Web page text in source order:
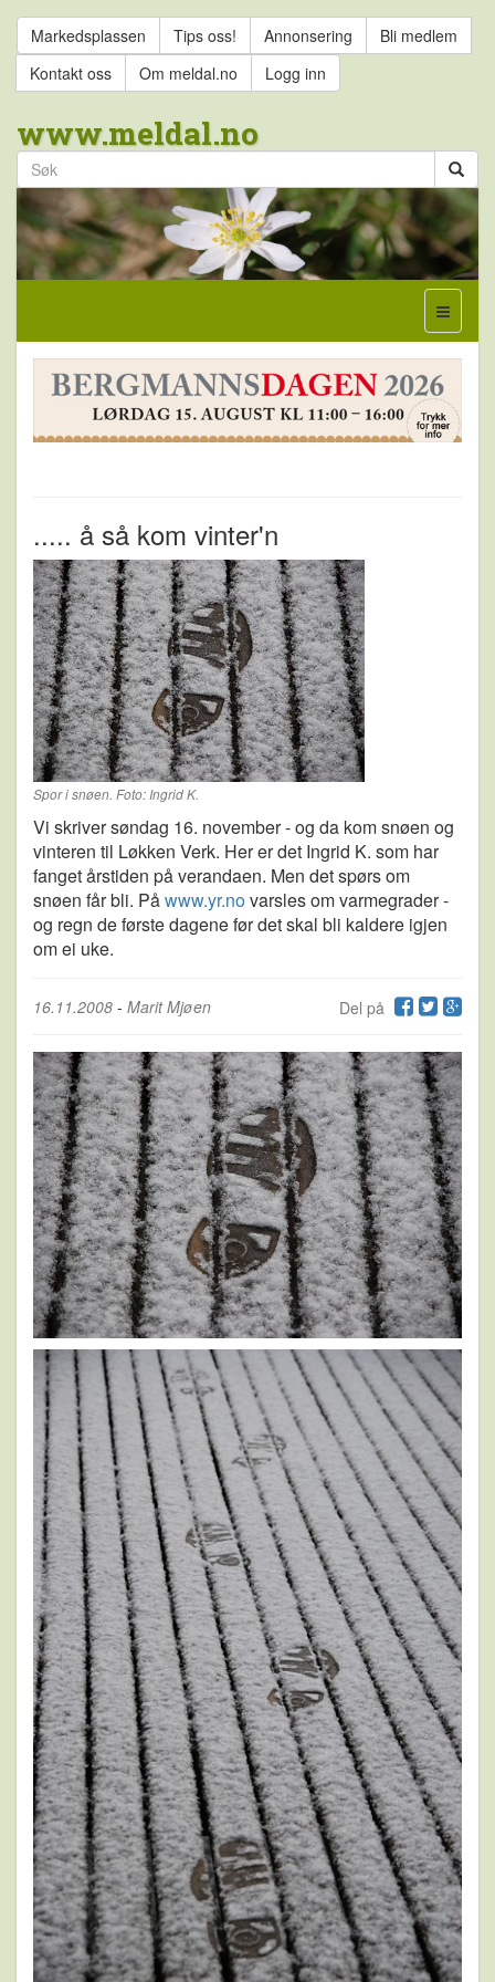
Markedsplassen Tips oss! Annonsering
Bli medlem
Kontakt oss
Om meldal.no Logg inn
www.meldal.no
..... å så kom vinter'n
Spor i snøen. Foto: Ingrid K.
Vi skriver søndag 16. november - og da kom snøen og
vinteren til Løkken Verk. Her er det Ingrid K. som har
fanget årstiden på verandaen. Men det spørs om
snøen får bli. Påwww.yr.novarsles om varmegrader -
og regn de første dagene før det skal bli kaldere igjen
om ei uke.
Del på
16.11.2008 - Marit Mjøen